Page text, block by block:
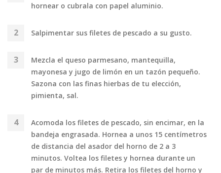
hornear o cubrala con papel aluminio.
Salpimentar sus filetes de pescado a su gusto.
Mezcla el queso parmesano, mantequilla,
mayonesa y jugo de limón en un tazón pequeño.
Sazona con las finas hierbas de tu elección,
pimienta, sal.
Acomoda los filetes de pescado, sin encimar, en la
bandeja engrasada. Hornea a unos 15 centímetros
de distancia del asador del horno de 2 a 3
minutos. Voltea los filetes y hornea durante un
par de minutos más. Retira los filetes del horno y